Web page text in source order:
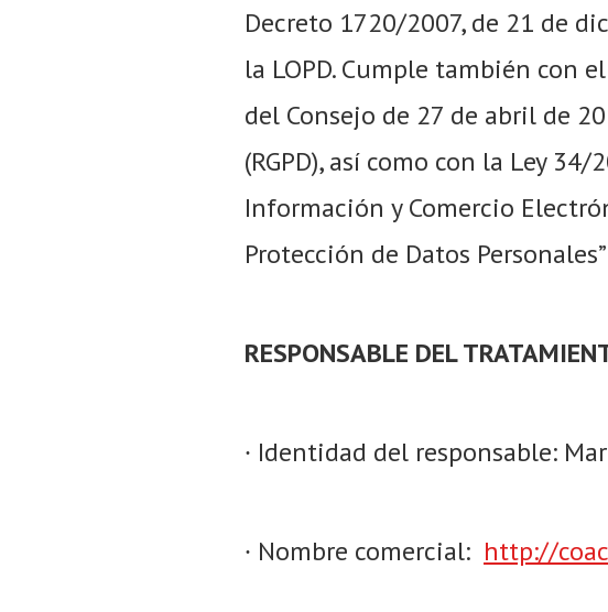
Decreto 1720/2007, de 21 de
la LOPD. Cumple también con
del Consejo de 27 de abril de
(RGPD), así como con la Ley
Información y Comercio
Protección de Datos
RESPONSABLE DEL
∙ Identidad del responsable:
∙ Nombre comercial: http://